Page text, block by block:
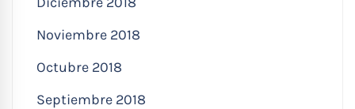
Noviembre 2018
Octubre 2018
Septiembre 2018